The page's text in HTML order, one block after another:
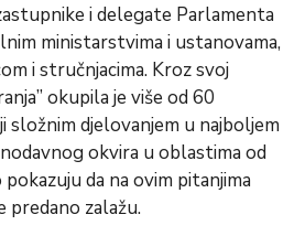
i delegate Parlamenta
ministarstvima i ustanovama,
i stručnjacima. Kroz svoj
okupila je više od 60
složnim djelovanjem u najboljem
okvira u oblastima od
da na ovim pitanjima
predano zalažu.